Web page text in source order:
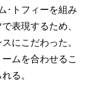
･トフィーを組み
表現するため、
にこだわった。
ムを合わせるこ
る。